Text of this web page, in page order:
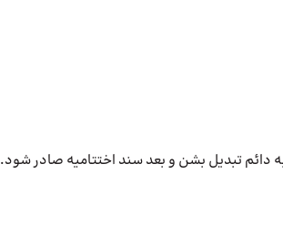
دائم تبدیل بشن و بعد سند اختتامیه صادر شود.